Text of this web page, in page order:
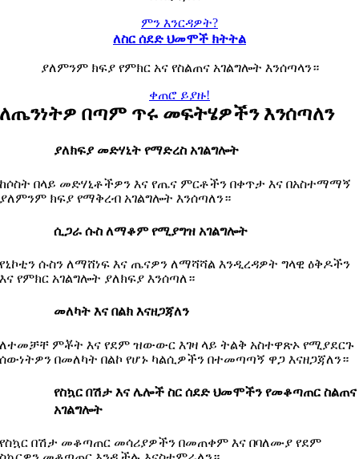
ምን እንርዳዎት?
ለስር ሰደድ ህመሞች ክትትል
ያለምንም ክፍያ የምክር አና የስልጠና አገልግሎት እንሰጣላን።
ቀጠሮ ይያዙ!
ለጤንነትዎ በጣም ጥሩ መፍትሄዎችን እንሰጣለን
ያለክፍያ መድሃኒት የማድረስ አገልግሎት
ከሶስት በላይ መድሃኒቶችዎን እና የጤና ምርቶችን በቀጥታ እና በአስተማማኝ
ያለምንም ክፍያ የማቅረብ አገልግሎት እንሰጣለን።
ሲጋራ ሱስ ለማቆም የሚያግዝ አገልግሎት
የኒኮቲን ሱስን ለማሸነፍ እና ጤናዎን ለማሻሻል እንዲረዳዎት ግላዊ ዕቅዶችን
እና የምክር አገልግሎት ያለክፍያ እንሰጣለ።
መለካት እና በልክ እናዘጋጃለን
ለተመቻቸ ምቾት እና የደም ዝውውር እገዛ ላይ ትልቅ አስተዋጽኦ የሚያደርጉ
ሰውነትዎን በመለካት በልኮ የሆኑ ካልሲዎችን በተመጣጣኝ ዋጋ እናዘጋጃለን።
የስኳር በሽታ እና ሌሎች ስር ሰደድ ህመሞችን የመቆጣጠር ስልጠና
አገልግሎት
የስኳር በሽታ መቆጣጠር መሳሪያዎችን በመጠቀም እና በባለሙያ የደም